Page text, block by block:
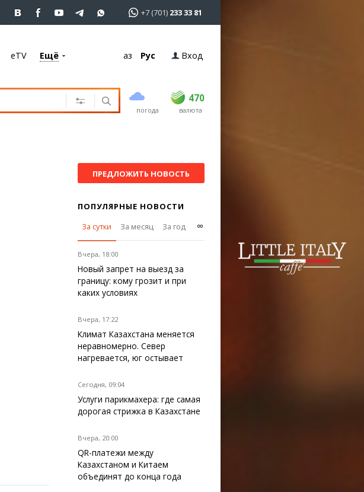
+7 (701) 233 33 81
eTV Ещё Қаз Рус Вход
погода
470
USD 469 470
EUR валюта
ПРЕДЛОЖИТЬ НОВОСТЬ
ПОПУЛЯРНЫЕ НОВОСТИ
За сутки
За месяц За год ∞
Вчера, 18:00
Новый запрет на выезд за
границу: кому грозит и при
каких условиях
Вчера, 17:22
Климат Казахстана меняется
неравномерно. Север
нагревается, юг остывает
Сегодня, 09:04
Услуги парикмахера: где самая
дорогая стрижка в Казахстане
Вчера, 20:00
QR-платежи между
Казахстаном и Китаем
объединят до конца года